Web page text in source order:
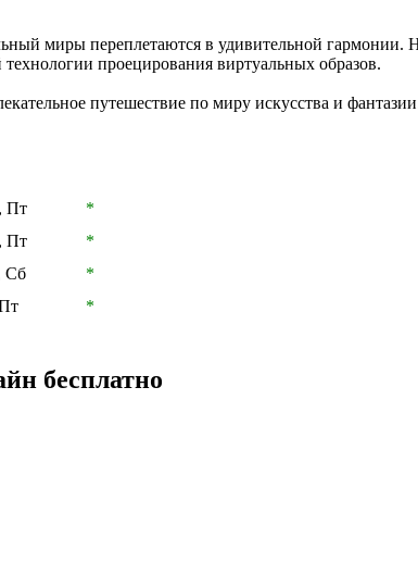
миры переплетаются в удивительной гармонии.
проецирования виртуальных образов.
путешествие по миру искусства и
Пт
*
Пт
*
Сб
*
*
бесплатно